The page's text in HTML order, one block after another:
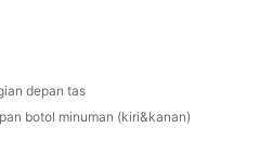
depan tas
botol minuman (kiri&kanan)